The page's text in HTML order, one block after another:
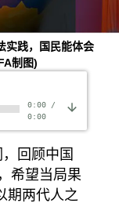
实践，国民能体会
制图)
0:00/
0:00
回顾中国
希望当局果
期两代人之